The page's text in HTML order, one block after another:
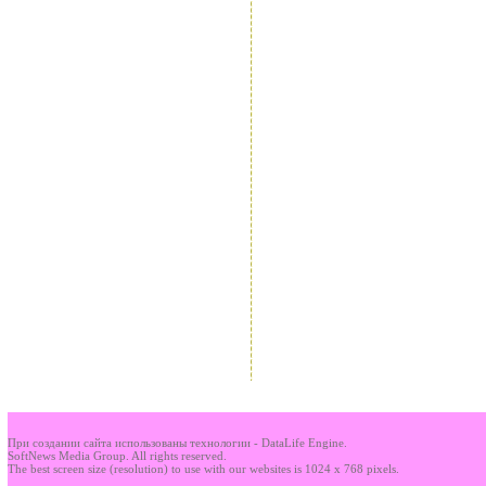
При создании сайта использованы технологии - DataLife Engine.
SoftNews Media Group. All rights reserved.
The best screen size (resolution) to use with our websites is 1024 x 768 pixels.